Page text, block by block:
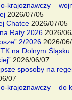
krajoznawczy –
2026/07/05
Chatce 2026/07/05
Raty 2026 2026/
2/2026 2026/
na Dolnym Śląsku
2026/06/07
sposoby na
07
krajoznawczy – do